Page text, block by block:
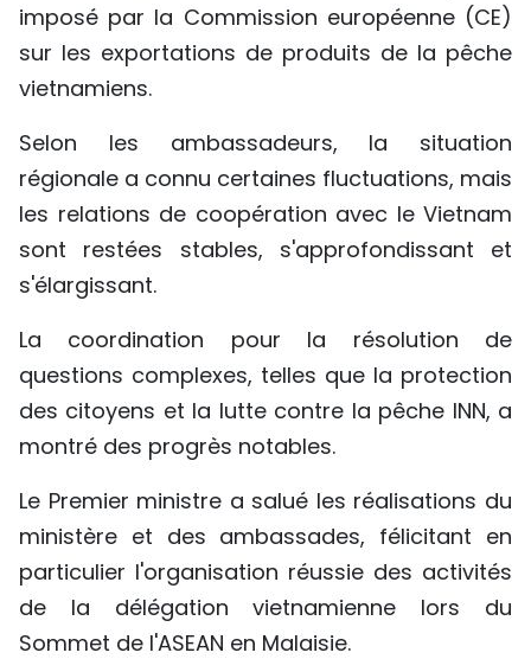
imposé par la Commission européenne (CE)
sur les exportations de produits de la pêche
vietnamiens.
Selon les ambassadeurs, la situation
régionale a connu certaines fluctuations, mais
les relations de coopération avec le Vietnam
sont restées stables, s'approfondissant et
s'élargissant.
La coordination pour la résolution de
questions complexes, telles que la protection
des citoyens et la lutte contre la pêche INN, a
montré des progrès notables.
Le Premier ministre a salué les réalisations du
ministère et des ambassades, félicitant en
particulier l'organisation réussie des activités
de la délégation vietnamienne lors du
Sommet de l'ASEAN en Malaisie.